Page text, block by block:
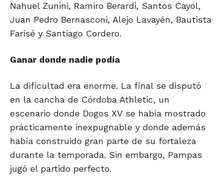
Nahuel Zunini, Ramiro Berardi, Santos Cayol,
Juan Pedro Bernasconi, Alejo Lavayén, Bautista
Farisé y Santiago Cordero.
Ganar donde nadie podía
La dificultad era enorme. La final se disputó
en la cancha de Córdoba Athletic, un
escenario donde Dogos XV se había mostrado
prácticamente inexpugnable y donde además
había construido gran parte de su fortaleza
durante la temporada. Sin embargo, Pampas
jugó el partido perfecto.